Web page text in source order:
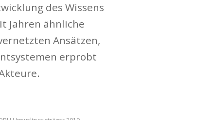
des Wissens
Jahren ähnliche
Ansätzen,
erprobt